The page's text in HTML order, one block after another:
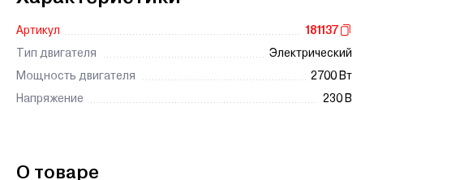
Артикул
181137
Тип двигателя
Электрический
Мощность двигателя
2700 Вт
Напряжение
230 В
О товаре